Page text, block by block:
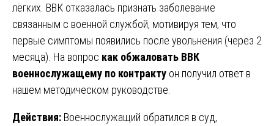
лёгких. ВВК отказалась признать заболевание
связанным с военной службой, мотивируя тем, что
первые симптомы появились после увольнения (через 2
месяца). На вопрос как обжаловать ВВК
военнослужащему по контракту он получил ответ в
нашем методическом руководстве.
Действия: Военнослужащий обратился в суд,